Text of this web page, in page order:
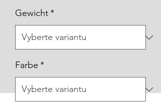
Gewicht*
Farbe *